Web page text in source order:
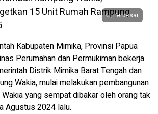
Perbesar
Kabupaten Mimika, Provinsi Papua
Perumahan dan Permukiman bekerja
Distrik Mimika Barat Tengah dan
Wakia, mulai melakukan pembangunan
yang sempat dibakar oleh orang tak
Agustus 2024 lalu.